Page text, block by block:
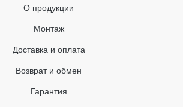
трубы
трубы
О продукции
Монтаж
Доставка и оплата
Возврат и обмен
Гарантия